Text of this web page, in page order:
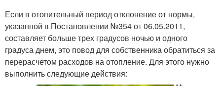
Если в отопительный период отклонение от нормы,
указанной в Постановлении №354 от 06.05.2011,
составляет больше трех градусов ночью и одного
градуса днем, это повод для собственника обратиться за
перерасчетом расходов на отопление. Для этого нужно
выполнить следующие действия: